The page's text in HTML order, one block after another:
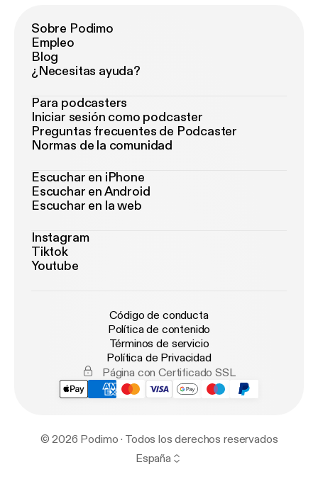
Sobre Podimo
Empleo
Blog
¿Necesitas ayuda?
Para podcasters
Iniciar sesión como podcaster
Preguntas frecuentes de Podcaster
Normas de la comunidad
Escuchar en iPhone
Escuchar en Android
Escuchar en la web
Instagram
Tiktok
Youtube
Código de conducta
Política de contenido
Términos de servicio
Política de Privacidad
Página con Certificado SSL
© 2026 Podimo · Todos los derechos reservados
España